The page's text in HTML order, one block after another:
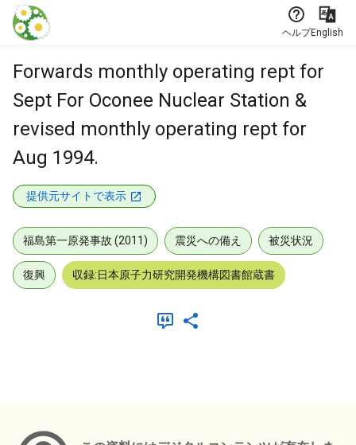
本文に飛ぶ
ヘルプEnglish
Forwards monthly operating rept for
Sept For Oconee Nuclear Station &
revised monthly operating rept for
Aug 1994.
提供元サイトで表示
福島第一原発事故 (2011) 震災への備え 被災状況
復興 収録:日本原子力研究開発機構図書館蔵書